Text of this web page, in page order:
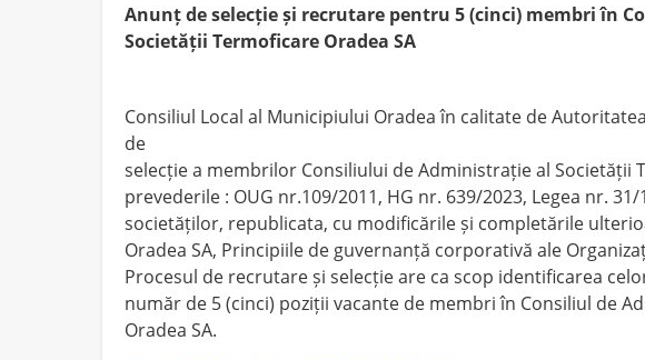
Anunț de selecție și recrutare pentru 5 (cinci) membri în
Societății Termoficare Oradea SA
Consiliul Local al Municipiului Oradea în calitate de
de
selecție a membrilor Consiliului de Administrație al Societății
prevederile : OUG nr.109/2011, HG nr. 639/2023, Legea nr.
societăților, republicata, cu modificările și completările
Oradea SA, Principiile de guvernanță corporativă ale
Procesul de recrutare și selecție are ca scop identificarea
număr de 5 (cinci) poziții vacante de membri în Consiliul de
Oradea SA.